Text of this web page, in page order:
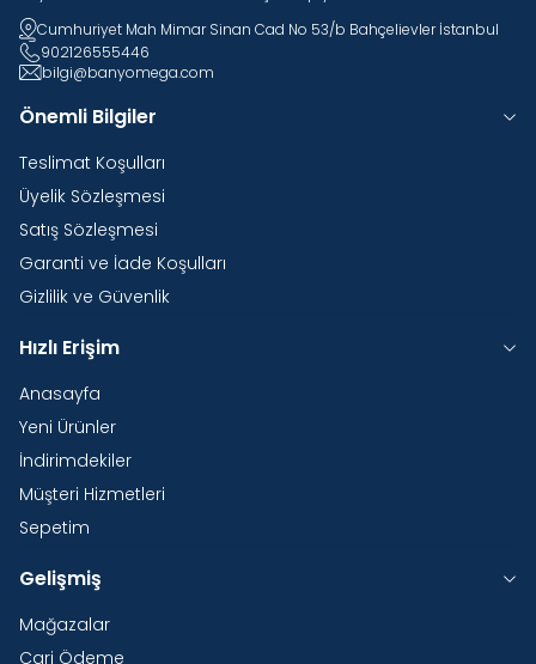
Cumhuriyet Mah Mimar Sinan Cad No 53/b Bahçelievler İstanbul
902126555446
bilgi@banyomega.com
Önemli Bilgiler
Teslimat Koşulları
Üyelik Sözleşmesi
Satış Sözleşmesi
Garanti ve İade Koşulları
Gizlilik ve Güvenlik
Hızlı Erişim
Anasayfa
Yeni Ürünler
İndirimdekiler
Müşteri Hizmetleri
Sepetim
Gelişmiş
Mağazalar
Cari Ödeme